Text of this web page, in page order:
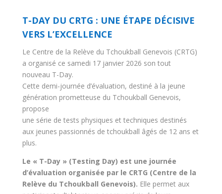
T-DAY DU CRTG : UNE ÉTAPE DÉCISIVE
VERS L’EXCELLENCE
Le Centre de la Relève du Tchoukball Genevois (CRTG)
a organisé ce samedi 17 janvier 2026 son tout
nouveau T-Day.
Cette demi-journée d’évaluation, destiné à la jeune
génération prometteuse du Tchoukball Genevois,
propose
une série de tests physiques et techniques destinés
aux jeunes passionnés de tchoukball âgés de 12 ans et
plus.
Le « T-Day » (Testing Day) est une journée
d’évaluation organisée par le CRTG (Centre de la
Relève du Tchoukball Genevois). Elle permet aux